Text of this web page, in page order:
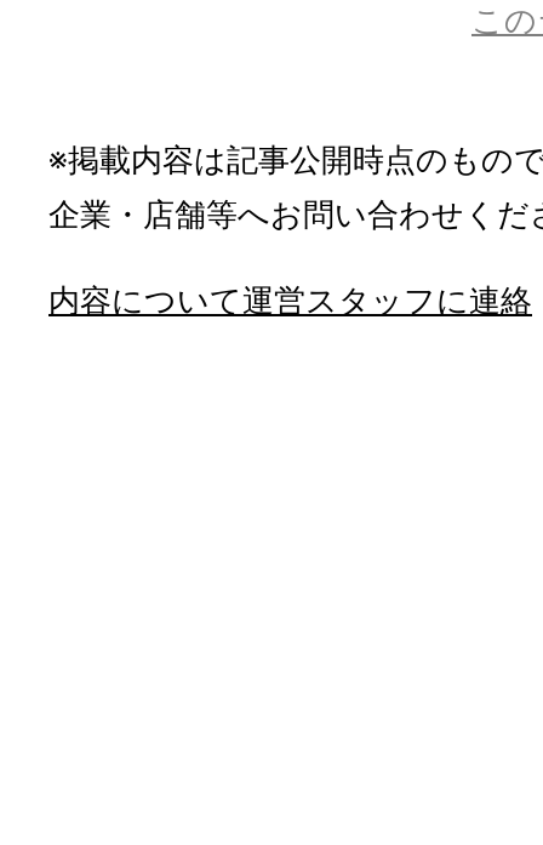
こ
※掲載内容は記事公開時点のもの
企業・店舗等へお問い合わせくだ
内容について運営スタッフに連絡